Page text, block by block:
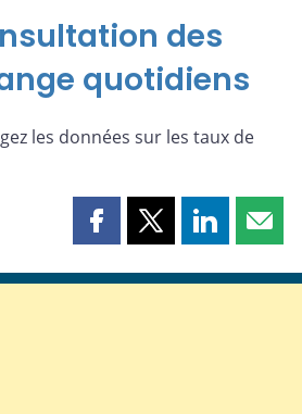
des
quotidiens
les données sur les taux de
Partager
page
Partager
page
Partager
page page